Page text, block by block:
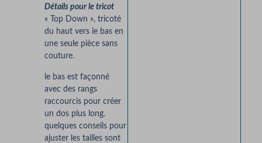
Détails pour le tricot
« Top Down », tricoté
du haut vers le bas en
une seule pièce sans
couture.
le bas est façonné
avec des rangs
raccourcis pour créer
un dos plus long.
quelques conseils pour
ajuster les tailles sont